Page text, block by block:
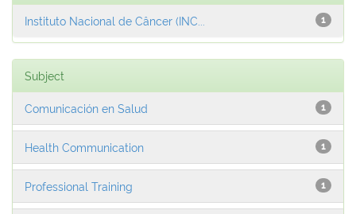
1
Instituto Nacional de Câncer (INC...
Subject
1
Comunicación en Salud
1
Health Communication
1
Professional Training